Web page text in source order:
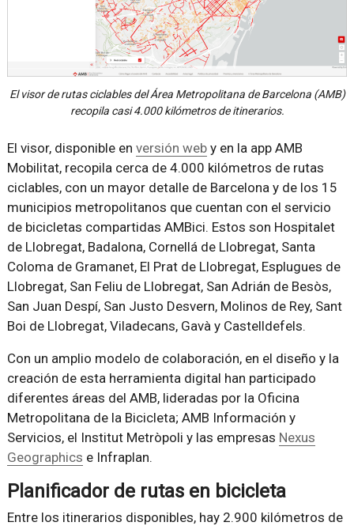
El visor de rutas ciclables del Área Metropolitana de Barcelona (AMB)
recopila casi 4.000 kilómetros de itinerarios.
El visor, disponible en versión weby en la app AMB
Mobilitat, recopila cerca de 4.000 kilómetros de rutas
ciclables, con un mayor detalle de Barcelona y de los 15
municipios metropolitanos que cuentan con el servicio
de bicicletas compartidas AMBici. Estos son Hospitalet
de Llobregat, Badalona, ​​Cornellá de Llobregat, Santa
Coloma de Gramanet, El Prat de Llobregat, Esplugues de
Llobregat, San Feliu de Llobregat, San Adrián de Besòs,
San Juan Despí, San Justo Desvern, Molinos de Rey, Sant
Boi de Llobregat, Viladecans, Gavà y Castelldefels.
Con un amplio modelo de colaboración, en el diseño y la
creación de esta herramienta digital han participado
diferentes áreas del AMB, lideradas por la Oficina
Metropolitana de la Bicicleta; AMB Información y
Servicios, el Institut Metròpoli y las empresas Nexus
Geographics e Infraplan.
Planificador de rutas en bicicleta
Entre los itinerarios disponibles, hay 2.900 kilómetros de